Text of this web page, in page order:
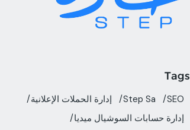
Tags
SEO
Step Sa
إدارة الحملات الإعلانية
إدارة حسابات السوشيال ميديا